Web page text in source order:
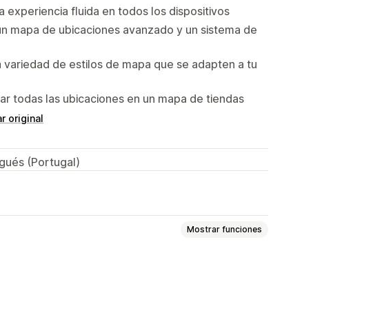
experiencia fluida en todos los dispositivos
mapa de ubicaciones avanzado y un sistema de
de estilos de mapa que se adapten a tu
todas las ubicaciones en un mapa de tiendas
original
(Portugal)
Mostrar funciones